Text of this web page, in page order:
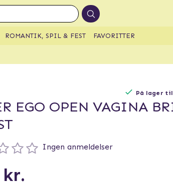
På lager
EGO OPEN VAGINA
Ingen anmeldelser
ROMANTIK, SPIL & FEST FAVORITTER